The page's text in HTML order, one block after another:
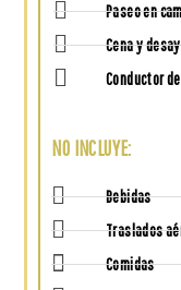
Paseo en
Cena y
Conductor
NO INCLUYE:
Bebidas
Traslados
Comidas